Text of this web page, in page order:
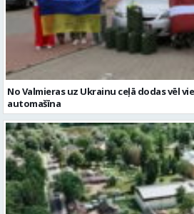
No Valmieras uz Ukrainu ceļā dodas vēl
automašīna